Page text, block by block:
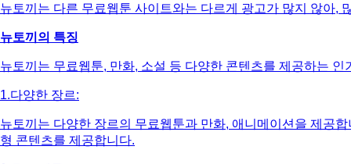
뉴토끼는 다른 무료웹툰 사이트와는 다르게 광고가 많지 않아,
뉴토끼의 특징
뉴토끼는 무료웹툰, 만화, 소설 등 다양한 콘텐츠를 제공하는
1.다양한 장르:
뉴토끼는 다양한 장르의 무료웹툰과 만화, 애니메이션을 제공
형 콘텐츠를 제공합니다.